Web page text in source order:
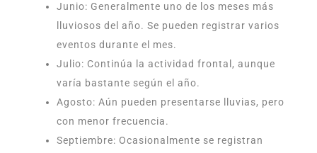
Junio: Generalmente uno de los meses más
lluviosos del año. Se pueden registrar varios
eventos durante el mes.
Julio: Continúa la actividad frontal, aunque
varía bastante según el año.
Agosto: Aún pueden presentarse lluvias, pero
con menor frecuencia.
Septiembre: Ocasionalmente se registran